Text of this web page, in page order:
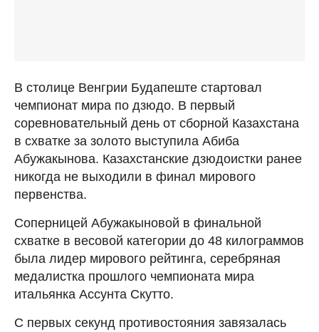
В столице Венгрии Будапеште стартовал
чемпионат мира по дзюдо. В первый
соревновательный день от сборной Казахстана
в схватке за золото выступила Абиба
Абужакынова. Казахстанские дзюдоистки ранее
никогда не выходили в финал мирового
первенства.
Соперницей Абужакыновой в финальной
схватке в весовой категории до 48 килограммов
была лидер мирового рейтинга, серебряная
медалистка прошлого чемпионата мира
итальянка Ассунта Скутто.
С первых секунд противостояния завязалась